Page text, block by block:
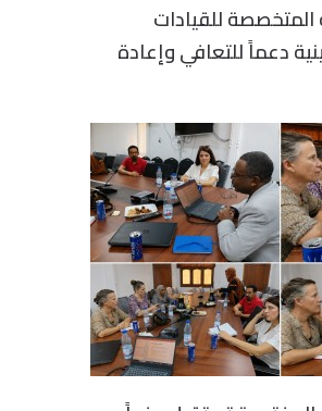
المتخصصة للقيادات
دعماً للتعافي وإعادة